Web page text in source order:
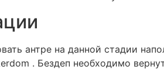
антре на данной стадии
. Бездеп необходимо